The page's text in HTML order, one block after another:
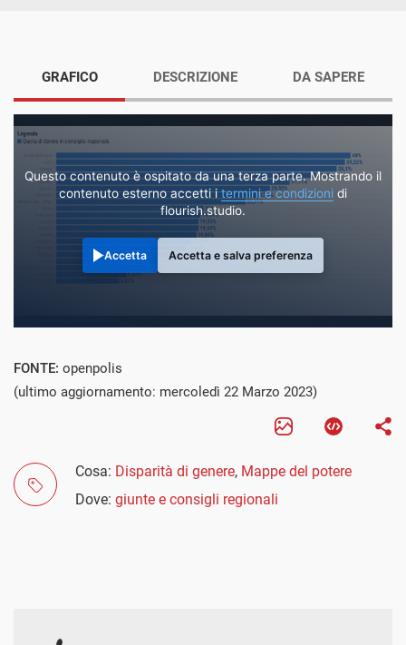
GRAFICO
Questo contenuto è ospitato da una terza parte. Mostrando il
contenuto esterno accetti itermini e condizioni di
flourish.studio.
Accetta Accetta e salva preferenza
DESCRIZIONE DA SAPERE
FONTE: openpolis
(ultimo aggiornamento: mercoledì 22 Marzo 2023)
Cosa: Disparità di genere, Mappe del potere
Dove: giunte e consigli regionali